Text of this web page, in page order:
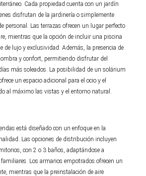
Cada propiedad cuenta con un jardín
disfrutan de la jardinería o simplemente
personal. Las terrazas ofrecen un lugar perfecto
mientras que la opción de incluir una piscina
de lujo y exclusividad. Además, la presencia de
y confort, permitiendo disfrutar del
más soleados. La posibilidad de un solárium
un espacio adicional para el ocio y el
al máximo las vistas y el entorno natural.
está diseñado con un enfoque en la
Las opciones de distribución incluyen
con 2 o 3 baños, adaptándose a
familiares. Los armarios empotrados ofrecen un
mientras que la preinstalación de aire